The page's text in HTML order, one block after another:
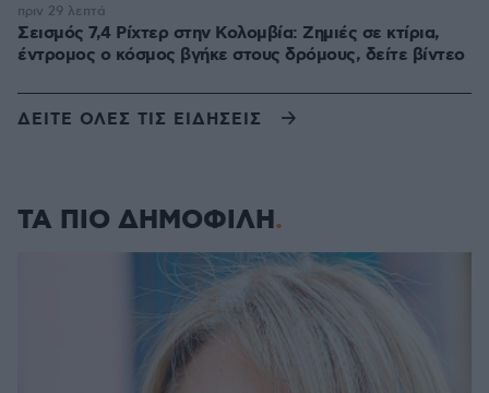
Σεισμός 7,4 Ρίχτερ στην Κολομβία: Ζημιές σε κτίρια,
έντρομος ο κόσμος βγήκε στους δρόμους, δείτε βίντεο
πριν 29 λεπτά
ΔΕΙΤΕ ΟΛΕΣ ΤΙΣ ΕΙΔΗΣΕΙΣ
ΤΑ ΠΙΟ ΔΗΜΟΦΙΛΗ